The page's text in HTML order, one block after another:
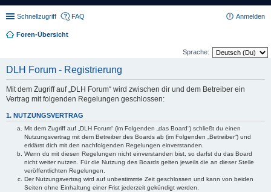
Schnellzugriff FAQ Anmelden
Foren-Übersicht
Sprache:
DLH Forum - Registrierung
Mit dem Zugriff auf „DLH Forum“ wird zwischen dir und dem Betreiber ein
Vertrag mit folgenden Regelungen geschlossen:
1. NUTZUNGSVERTRAG
Mit dem Zugriff auf „DLH Forum“ (im Folgenden „das Board“) schließt du einen
Nutzungsvertrag mit dem Betreiber des Boards ab (im Folgenden „Betreiber“) und
erklärst dich mit den nachfolgenden Regelungen einverstanden.
Wenn du mit diesen Regelungen nicht einverstanden bist, so darfst du das Board
nicht weiter nutzen. Für die Nutzung des Boards gelten jeweils die an dieser Stelle
veröffentlichten Regelungen.
Der Nutzungsvertrag wird auf unbestimmte Zeit geschlossen und kann von beiden
Seiten ohne Einhaltung einer Frist jederzeit gekündigt werden.